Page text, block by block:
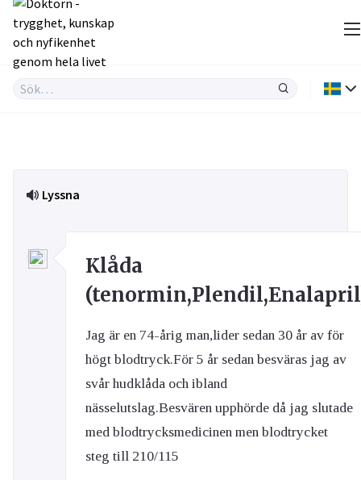
Lyssna
Klåda
Jag är en 74-årig man,lider sedan 30 år av för
högt blodtryck.För 5 år sedan besväras jag av
svår hudklåda och ibland
nässelutslag.Besvären upphörde då jag slutade
med blodtrycksmedicinen men blodtrycket
steg till 210/115